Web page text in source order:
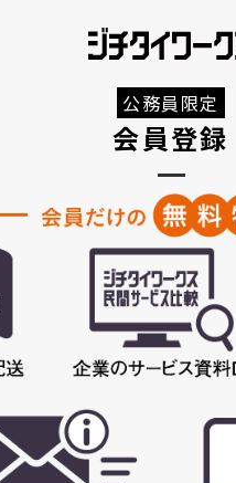
公務員限定
会員登録